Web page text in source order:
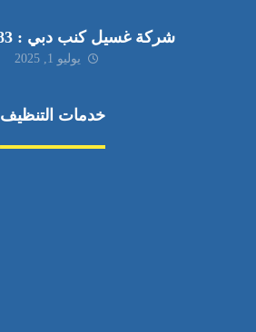
شركة غسيل كنب دبي : 0551030483
يوليو 1, 2025
خدمات التنظيف